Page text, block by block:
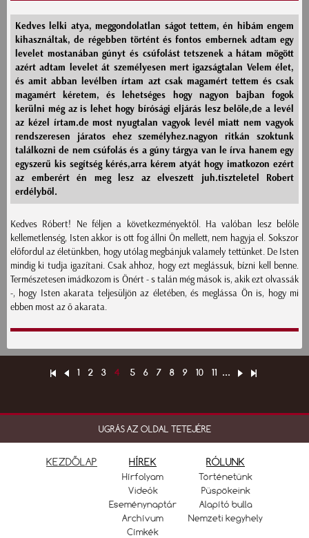
Kedves lelki atya, meggondolatlan ságot tettem, én hibám engem
kihasználtak, de régebben történt és fontos embernek adtam egy
levelet mostanában gúnyt és csúfolást tetszenek a hátam mögött
azért adtam levelet át személyesen mert igazságtalan Velem élet,
és amit abban levélben írtam azt csak magamért tettem és csak
magamért kéretem, és lehetséges hogy nagyon bajban fogok
kerülni még az is lehet hogy bírósági eljárás lesz belőle,de a levél
az kézel írtam.de most nyugtalan vagyok levél miatt nem vagyok
rendszeresen járatos ehez személyhez.nagyon ritkán szoktunk
találkozni de nem csúfolás és a gúny tárgya van le írva hanem egy
egyszerű kis segítség kérés,arra kérem atyát hogy imatkozon ezért
az emberért én meg lesz az elveszett juh.tiszteletel Robert
erdélyből.
Kedves Róbert! Ne féljen a következményektől. Ha valóban lesz belőle
kellemetlenség, Isten akkor is ott fog állni Ön mellett, nem hagyja el. Sokszor
előfordul az életünkben, hogy utólag megbánjuk valamely tettünket. De Isten
mindig ki tudja igazítani. Csak ahhoz, hogy ezt meglássuk, bízni kell benne.
Természetesen imádkozom is Önért - s talán még mások is, akik ezt olvassák
-, hogy Isten akarata teljesüljön az életében, és meglássa Ön is, hogy mi
ebben most az ő akarata.
1 2 3 4 5 6 7 8 9 10 11 ...
UGRÁS AZ OLDAL TETEJÉRE
KEZDŐLAP HÍREK
Hírfolyam
Videók
Eseménynaptár
Archívum
Címkék
RÓLUNK
Történetünk
Püspökeink
Alapító bulla
Nemzeti kegyhely